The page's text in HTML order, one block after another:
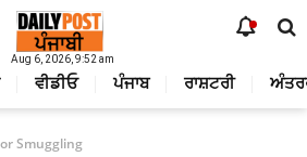
Aug 6, 2026, 9:52 am
ਵੀਡੀਓ ਪੰਜਾਬ ਰਾਸ਼ਟਰੀ
Smuggling